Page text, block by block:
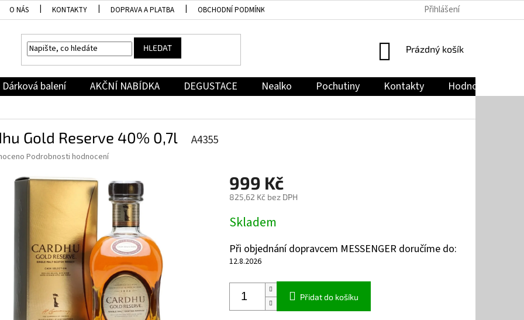
O NÁS KONTAKTY DOPRAVA A PLATBA OBCHODNÍ PODMÍNKY JAK NAKUPOVAT
Přihlášení
HLEDAT
NÁKUPNÍ
Prázdný košík
Dárková balení AKČNÍ NABÍDKA DEGUSTACE Nealko Pochutiny Kontakty Hodnocení
Gold Reserve 40% 0,7l A4355
Podrobnosti hodnocení
999 Kč
825,62 Kč bez DPH
cena:
Skladem
Při objednání dopravcem MESSENGER doručíme do:
12.8.2026
Přidat do košíku